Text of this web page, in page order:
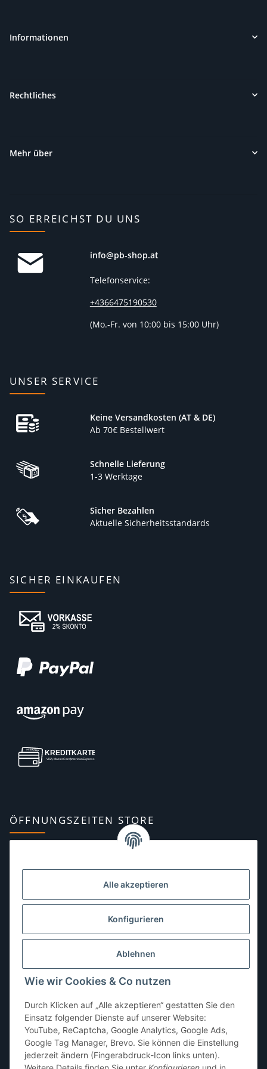
Alle akzeptieren
Konfigurieren
Ablehnen
Wie wir Cookies & Co nutzen
Durch Klicken auf „Alle akzeptieren“ gestatten Sie den
Einsatz folgender Dienste auf unserer Website:
YouTube, ReCaptcha, Google Analytics, Google Ads,
Google Tag Manager, Brevo. Sie können die Einstellung
jederzeit ändern (Fingerabdruck-Icon links unten).
Informationen
Rechtliches
Mehr über
SO ERREICHST DU UNS
info@pb-shop.at
Telefonservice:
+4366475190530
(Mo.-Fr. von 10:00 bis 15:00 Uhr)
UNSER SERVICE
Keine Versandkosten (AT & DE)
Ab 70€ Bestellwert
Schnelle Lieferung
1-3 Werktage
Sicher Bezahlen
Aktuelle Sicherheitsstandards
SICHER EINKAUFEN
ÖFFNUNGSZEITEN STORE
10:00–13:00, 14:00–18:00 Uhr
Dienstag:10:00–13:00, 14:00–16:00 Uhr
10:00–13:00 Uhr
Freitag:10:00–13:00, 14:00–18:00 Uhr
Sonntag: geschlossen